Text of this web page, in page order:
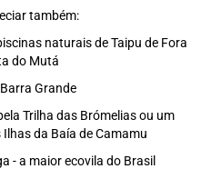
também:
naturais de Taipu de Fora
do Mutá
Grande
Trilha das Brómelias ou um
da Baía de Camamu
- a maior ecovila do Brasil